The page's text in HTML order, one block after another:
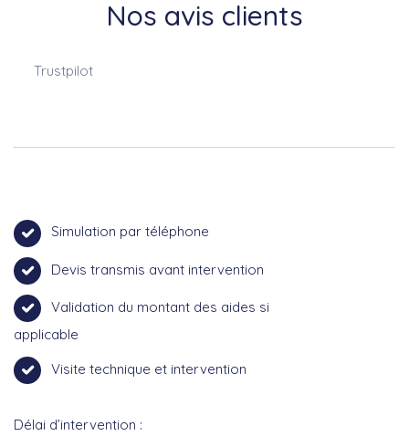
Nos avis clients
Trustpilot
Simulation par téléphone
Devis transmis avant intervention
Validation du montant des aides si
applicable
Visite technique et intervention
Délai d’intervention :